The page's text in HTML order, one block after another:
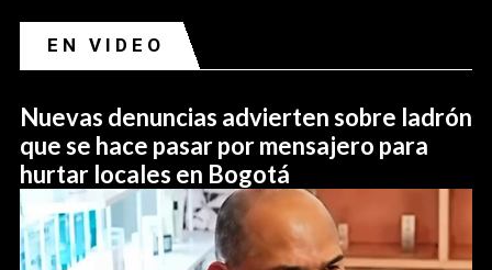
EN VIDEO
Nuevas denuncias advierten sobre ladrón
que se hace pasar por mensajero para
hurtar locales en Bogotá